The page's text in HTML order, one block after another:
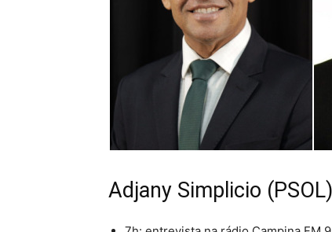
Adjany Simplicio (PSOL)